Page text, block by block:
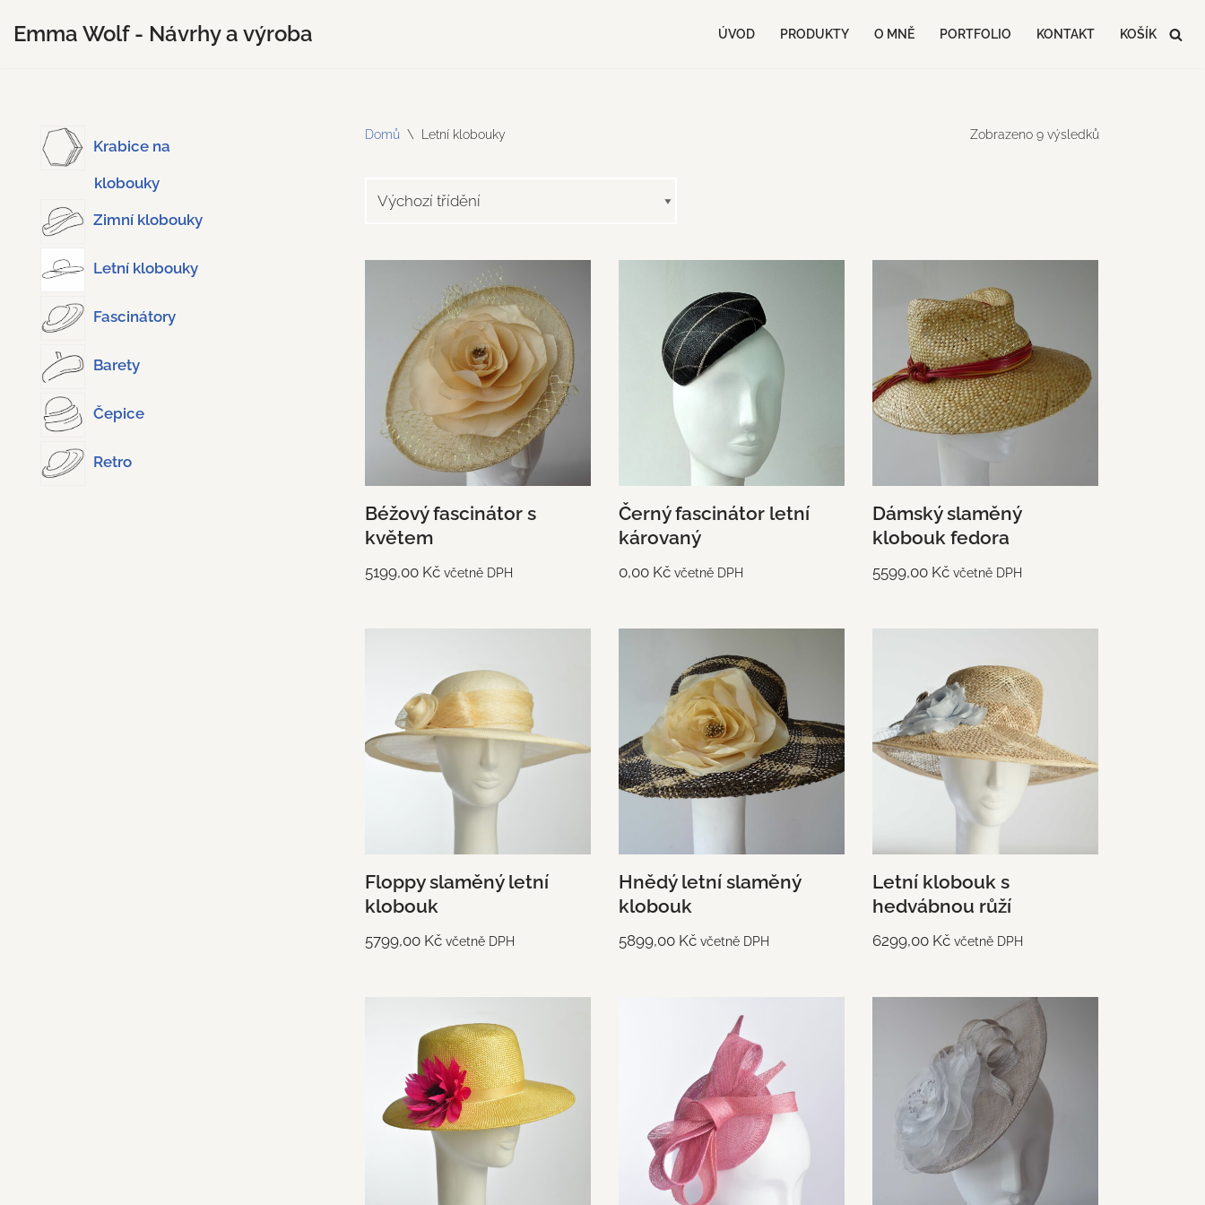
Emma Wolf - Návrhy a výroba ÚVOD PRODUKTY O MNĚ PORTFOLIO KONTAKT KOŠÍK
Krabice na
klobouky
Zimní klobouky
Letní klobouky
Fascinátory
Barety
Čepice
Retro
Domů \ Letní klobouky Zobrazeno 9 výsledků
Béžový fascinátor s
květem
5199,00 Kč včetně DPH
Černý fascinátor letní
károvaný
0,00 Kč včetně DPH
Dámský slaměný
klobouk fedora
5599,00 Kč včetně DPH
Floppy slaměný letní
klobouk
5799,00 Kč včetně DPH
Hnědý letní slaměný
klobouk
5899,00 Kč včetně DPH
Letní klobouk s
hedvábnou růží
6299,00 Kč včetně DPH